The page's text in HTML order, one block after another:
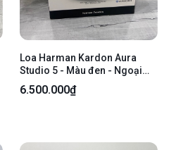
Loa Harman Kardon Aura
Studio 5 - Màu đen - Ngoại
hình: 97,5% - Kèm box +
nguồn
6.500.000₫